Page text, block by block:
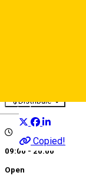
Deutsch
Distribuie
Copied!
09:00 - 20:00
Open